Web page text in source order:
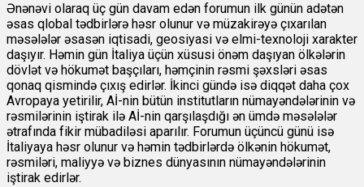
Ənənəvi olaraq üç gün davam edən forumun ilk günün adətən
əsas qlobal tədbirlərə həsr olunur və müzakirəyə çıxarılan
məsələlər əsasən iqtisadi, geosiyasi və elmi-texnoloji xarakter
daşıyır. Həmin gün İtaliya üçün xüsusi önəm daşıyan ölkələrin
dövlət və hökumət başçıları, həmçinin rəsmi şəxsləri əsas
qonaq qismində çıxış edirlər. İkinci gündə isə diqqət daha çox
Avropaya yetirilir, Aİ-nin bütün institutların nümayəndələrinin və
rəsmilərinin iştirak ilə Aİ-nin qarşılaşdığı ən ümdə məsələlər
ətrafında fikir mübadiləsi aparılır. Forumun üçüncü günü isə
İtaliyaya həsr olunur və həmin tədbirlərdə ölkənin hökumət,
rəsmiləri, maliyyə və biznes dünyasının nümayəndələrinin
iştirak edirlər.